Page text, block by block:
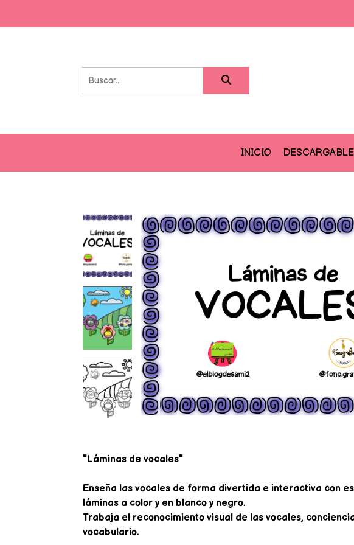
INICIO
"Láminas de vocales"
Enseña las vocales de forma divertida e interactiva con
láminas a color y en blanco y negro.⠀
Trabaja el reconocimiento visual de las vocales,
vocabulario.⠀